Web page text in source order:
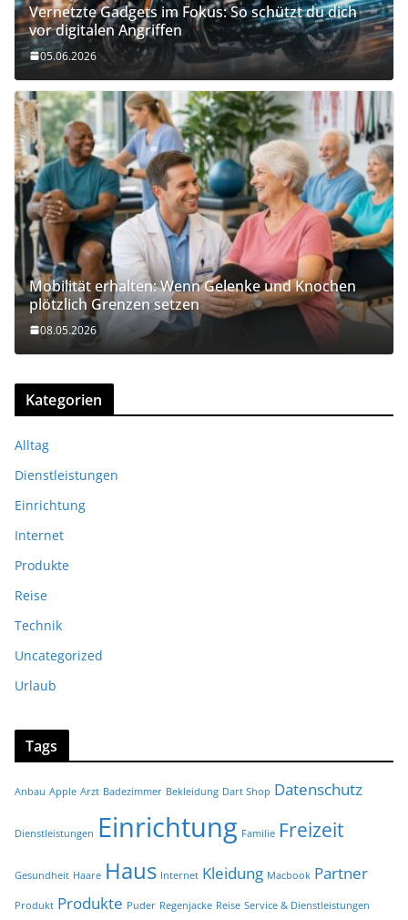
Vernetzte Gadgets im Fokus: So schützt du dich
vor digitalen Angriffen
05.06.2026
Mobilität erhalten: Wenn Gelenke und Knochen
plötzlich Grenzen setzen
08.05.2026
Kategorien
Alltag
Dienstleistungen
Einrichtung
Internet
Produkte
Reise
Technik
Uncategorized
Urlaub
Tags
Anbau Apple Arzt Badezimmer Bekleidung Dart Shop Datenschutz
Dienstleistungen Einrichtung Familie Freizeit
Gesundheit Haare Haus Internet Kleidung Macbook Partner
Produkt Produkte Puder Regenjacke Reise Service & Dienstleistungen